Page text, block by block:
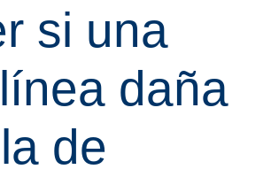
si una
daña
de